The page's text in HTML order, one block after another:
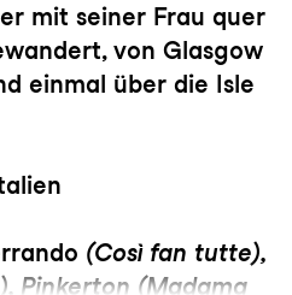
mit seiner Frau quer
von Glasgow
einmal über die Isle
(Così fan tutte),
, Pinkerton (Madama